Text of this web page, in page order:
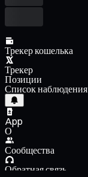
Трекер кошелька
Трекер
Позиции
Список наблюдения
App
О
Сообщества
Обратная связь